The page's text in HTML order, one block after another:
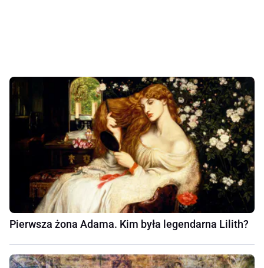
Pierwsza żona Adama. Kim była legendarna Lilith?